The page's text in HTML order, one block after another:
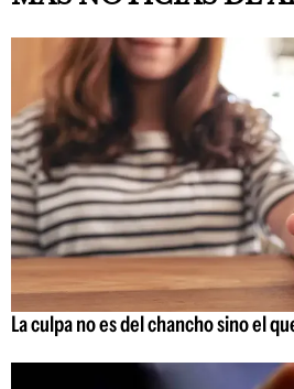
La culpa no es del chancho sino el